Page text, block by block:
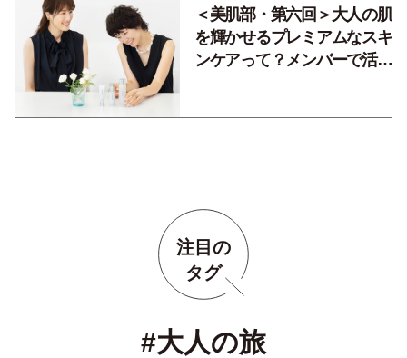
＜美肌部・第六回＞大人の肌
を輝かせるプレミアムなスキ
ンケアって？メンバーで活動
注目の
タグ
#大人の旅